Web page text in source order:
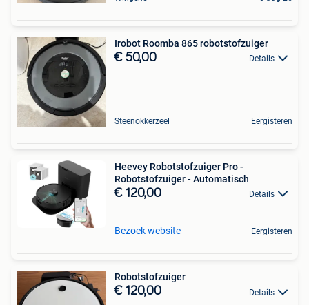
Irobot Roomba 865 robotstofzuiger
€ 50,00 Details
Steenokkerzeel Eergisteren
Heevey Robotstofzuiger Pro -
Robotstofzuiger - Automatisch
€ 120,00 Details
Bezoek website Eergisteren
Robotstofzuiger
€ 120,00 Details